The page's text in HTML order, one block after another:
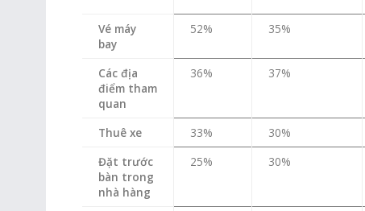
Vé máy
bay
52% 35%
Các địa
điểm tham
quan
36% 37%
Thuê xe 33% 30%
Đặt trước
bàn trong
nhà hàng
25% 30%